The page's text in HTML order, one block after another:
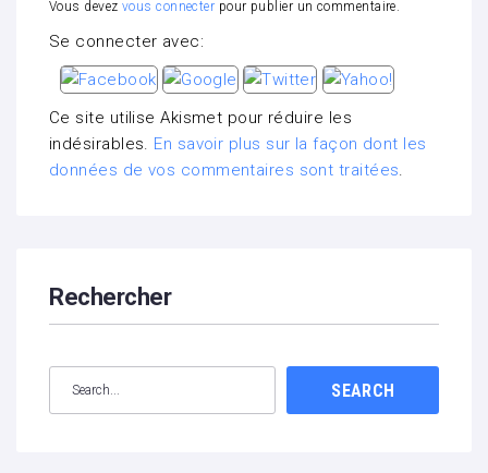
Vous devez vous connecter pour publier un commentaire.
Se connecter avec:
Ce site utilise Akismet pour réduire les
indésirables. En savoir plus sur la façon dont les
données de vos commentaires sont traitées.
Rechercher
SEARCH